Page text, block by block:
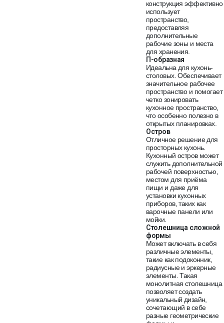
конструкция эффективно
использует
пространство,
предоставляя
дополнительные
рабочие зоны и места
для хранения.
П-образная
Идеальна для кухонь-
столовых. Обеспечивает
значительное рабочее
пространство и помогает
четко зонировать
кухонное пространство,
что особенно полезно в
открытых планировках.
Остров
Отличное решение для
просторных кухонь.
Кухонный остров может
служить дополнительной
рабочей поверхностью,
местом для приёма
пищи и даже для
установки кухонных
приборов, таких как
варочные панели или
мойки.
Столешница сложной
формы
Может включать в себя
различные элементы,
такие как подоконник,
радиусные и эркерные
элементы. Такая
монолитная столешница
позволяет создать
уникальный дизайн,
сочетающий в себе
разные геометрические